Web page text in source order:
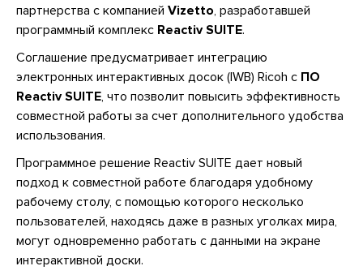
партнерства с компанией Vizetto, разработавшей
программный комплекс Reactiv SUITE.
Соглашение предусматривает интеграцию
электронных интерактивных досок (IWB) Ricoh с ПО
Reactiv SUITE, что позволит повысить эффективность
совместной работы за счет дополнительного удобства
использования.
Программное решение Reactiv SUITE дает новый
подход к совместной работе благодаря удобному
рабочему столу, с помощью которого несколько
пользователей, находясь даже в разных уголках мира,
могут одновременно работать с данными на экране
интерактивной доски.